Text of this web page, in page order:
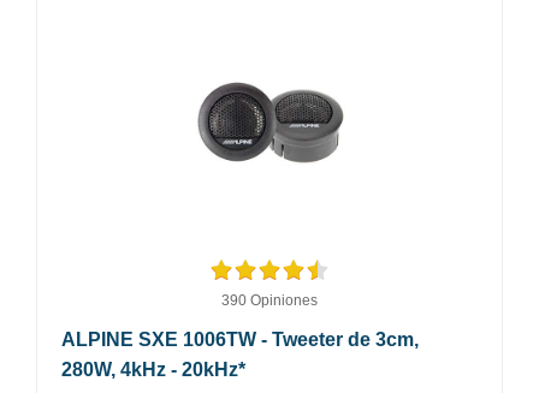
390 Opiniones
ALPINE SXE 1006TW - Tweeter de 3cm,
280W, 4kHz - 20kHz*